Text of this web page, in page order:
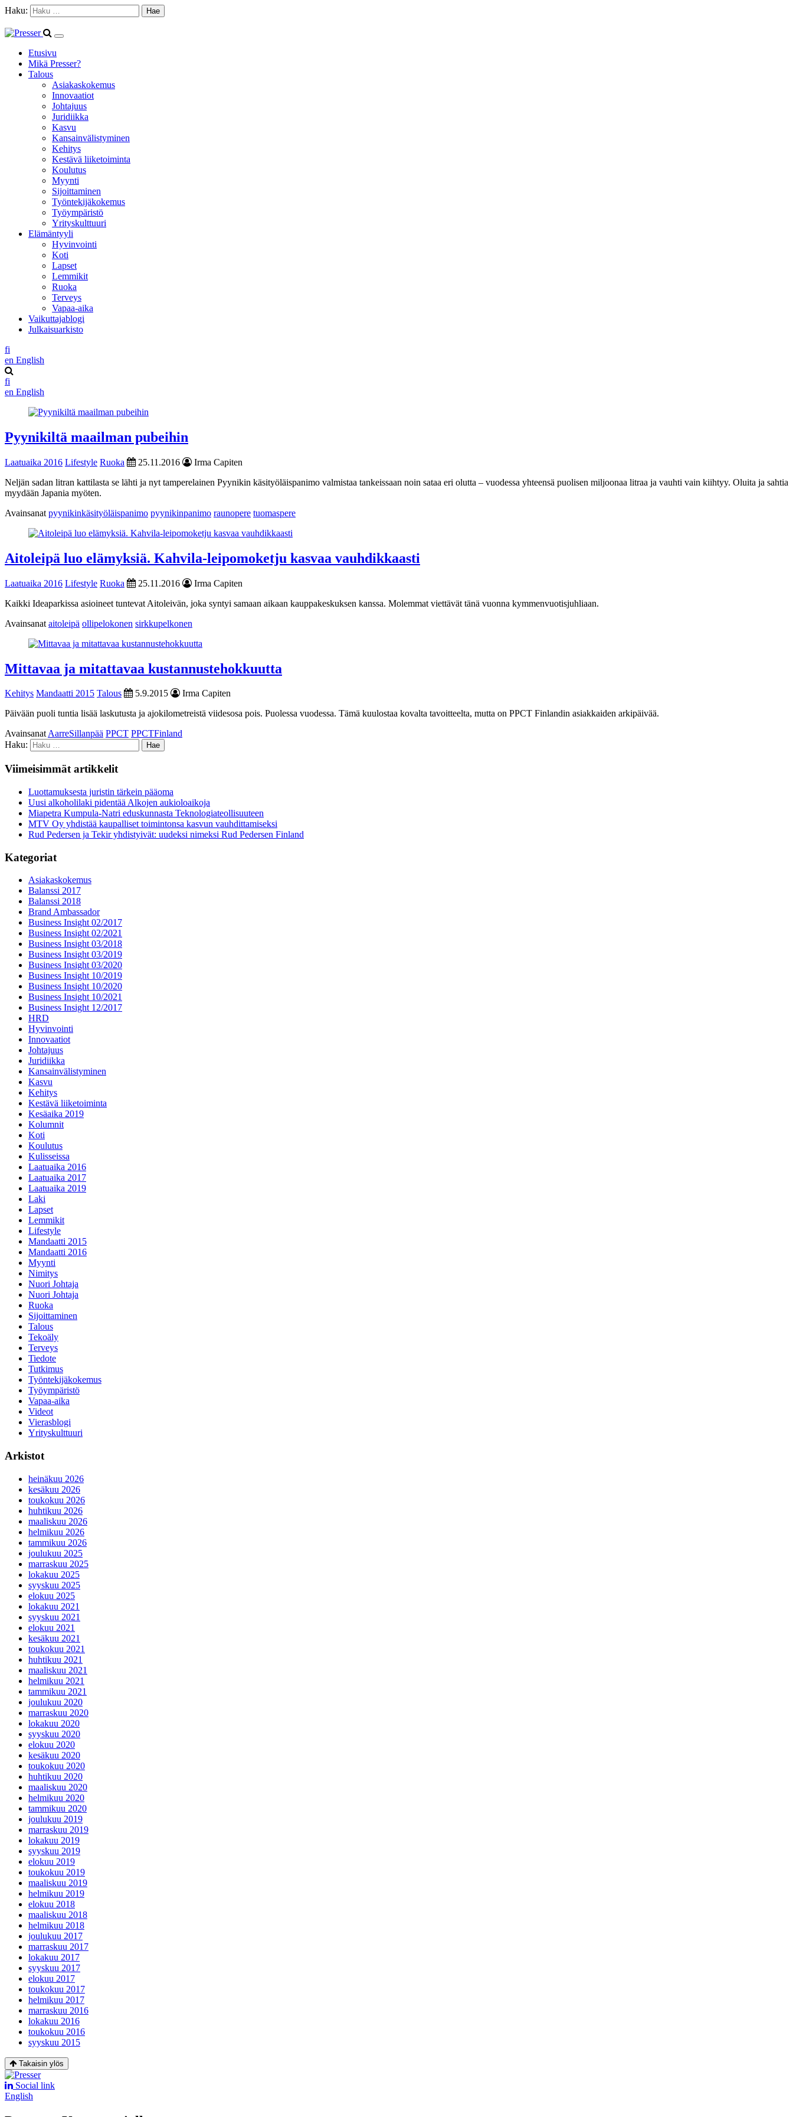
Haku:
Etusivu
Mikä Presser?
Talous
Asiakaskokemus
Innovaatiot
Johtajuus
Juridiikka
Kasvu
Kansainvälistyminen
Kehitys
Kestävä liiketoiminta
Koulutus
Myynti
Sijoittaminen
Työntekijäkokemus
Työympäristö
Yrityskulttuuri
Elämäntyyli
Hyvinvointi
Koti
Lapset
Lemmikit
Ruoka
Terveys
Vapaa-aika
Vaikuttajablogi
Julkaisuarkisto
fi
en English
fi
en English
Pyynikiltä maailman pubeihin
Laatuaika 2016 Lifestyle Ruoka 25.11.2016
Irma Capiten
Neljän sadan litran kattilasta se lähti ja nyt tamperelainen Pyynikin käsityöläispanimo valmistaa tankeissaan noin sataa eri olutta – vuodessa yhteensä puolisen miljoonaa litraa ja vauhti vain kiihtyy. Oluita ja sahtia
myydään Japania myöten.
Avainsanat pyynikinkäsityöläispanimo pyynikinpanimo raunopere tuomaspere
Aitoleipä luo elämyksiä. Kahvila-leipomoketju kasvaa vauhdikkaasti
Laatuaika 2016 Lifestyle Ruoka 25.11.2016
Irma Capiten
Kaikki Ideaparkissa asioineet tuntevat Aitoleivän, joka syntyi samaan aikaan kauppakeskuksen kanssa. Molemmat viettävät tänä vuonna kymmenvuotisjuhliaan.
Avainsanat aitoleipä ollipelokonen sirkkupelkonen
Mittavaa ja mitattavaa kustannustehokkuutta
Kehitys Mandaatti 2015 Talous 5.9.2015
Irma Capiten
Päivään puoli tuntia lisää laskutusta ja ajokilometreistä viidesosa pois. Puolessa vuodessa. Tämä kuulostaa kovalta tavoitteelta, mutta on PPCT Finlandin asiakkaiden arkipäivää.
AvainsanatAarreSillanpää PPCT PPCTFinland
Haku:
Viimeisimmät artikkelit
Luottamuksesta juristin tärkein pääoma
Uusi alkoholilaki pidentää Alkojen aukioloaikoja
Miapetra Kumpula-Natri eduskunnasta Teknologiateollisuuteen
MTV Oy yhdistää kaupalliset toimintonsa kasvun vauhdittamiseksi
Rud Pedersen ja Tekir yhdistyivät: uudeksi nimeksi Rud Pedersen Finland
Kategoriat
Asiakaskokemus
Balanssi 2017
Balanssi 2018
Brand Ambassador
Business Insight 02/2017
Business Insight 02/2021
Business Insight 03/2018
Business Insight 03/2019
Business Insight 03/2020
Business Insight 10/2019
Business Insight 10/2020
Business Insight 10/2021
Business Insight 12/2017
HRD
Hyvinvointi
Innovaatiot
Johtajuus
Juridiikka
Kansainvälistyminen
Kasvu
Kehitys
Kestävä liiketoiminta
Kesäaika 2019
Kolumnit
Koti
Koulutus
Kulisseissa
Laatuaika 2016
Laatuaika 2017
Laatuaika 2019
Laki
Lapset
Lemmikit
Lifestyle
Mandaatti 2015
Mandaatti 2016
Myynti
Nimitys
Nuori Johtaja
Nuori Johtaja
Ruoka
Sijoittaminen
Talous
Tekoäly
Terveys
Tiedote
Tutkimus
Työntekijäkokemus
Työympäristö
Vapaa-aika
Videot
Vierasblogi
Yrityskulttuuri
Arkistot
heinäkuu 2026
kesäkuu 2026
toukokuu 2026
huhtikuu 2026
maaliskuu 2026
helmikuu 2026
tammikuu 2026
joulukuu 2025
marraskuu 2025
lokakuu 2025
syyskuu 2025
elokuu 2025
lokakuu 2021
syyskuu 2021
elokuu 2021
kesäkuu 2021
toukokuu 2021
huhtikuu 2021
maaliskuu 2021
helmikuu 2021
tammikuu 2021
joulukuu 2020
marraskuu 2020
lokakuu 2020
syyskuu 2020
elokuu 2020
kesäkuu 2020
toukokuu 2020
huhtikuu 2020
maaliskuu 2020
helmikuu 2020
tammikuu 2020
joulukuu 2019
marraskuu 2019
lokakuu 2019
syyskuu 2019
elokuu 2019
toukokuu 2019
maaliskuu 2019
helmikuu 2019
elokuu 2018
maaliskuu 2018
helmikuu 2018
joulukuu 2017
marraskuu 2017
lokakuu 2017
syyskuu 2017
elokuu 2017
toukokuu 2017
helmikuu 2017
marraskuu 2016
lokakuu 2016
toukokuu 2016
syyskuu 2015
Takaisin ylös
Social link
English